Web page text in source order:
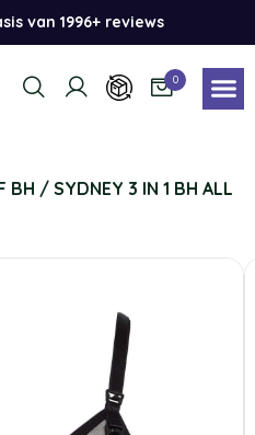
van 1996+ reviews
0
BH / SYDNEY 3 IN 1 BH ALL